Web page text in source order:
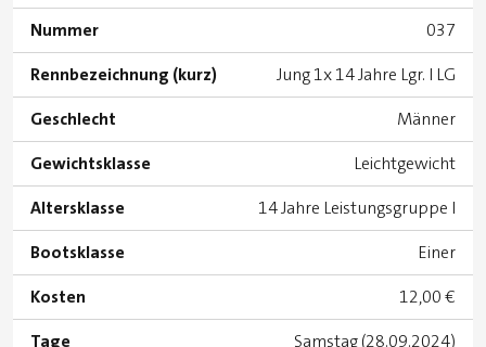
Nummer
037
Rennbezeichnung (kurz)
Jung 1x 14 Jahre Lgr. I LG
Geschlecht
Männer
Gewichtsklasse
Leichtgewicht
Altersklasse
14 Jahre Leistungsgruppe I
Bootsklasse
Einer
Kosten
12,00 €
Tage
Samstag (28.09.2024)